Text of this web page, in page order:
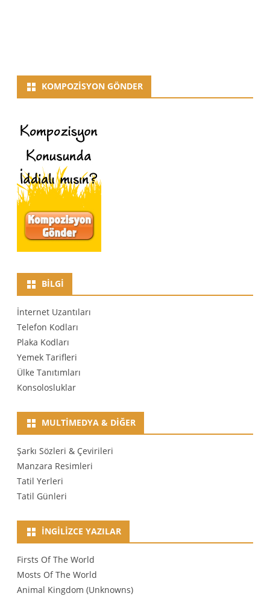
KOMPOZISYON GÖNDER
BILGI
İnternet Uzantıları
Telefon Kodları
Plaka Kodları
Yemek Tarifleri
Ülke Tanıtımları
Konsolosluklar
MULTIMEDYA & DIĞER
Şarkı Sözleri & Çevirileri
Manzara Resimleri
Tatil Yerleri
Tatil Günleri
İNGILIZCE YAZILAR
Firsts Of The World
Mosts Of The World
Animal Kingdom (Unknowns)